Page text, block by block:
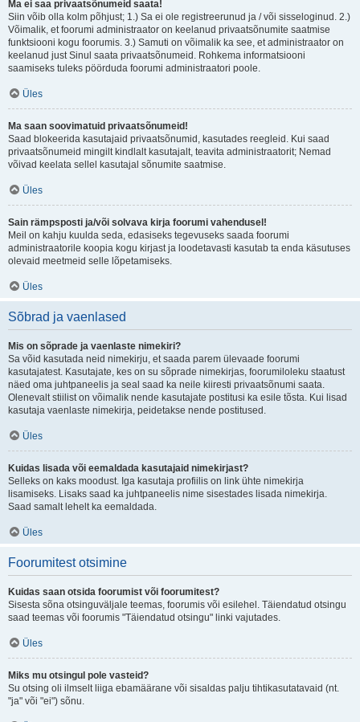
Ma ei saa privaatsõnumeid saata!
Siin võib olla kolm põhjust; 1.) Sa ei ole registreerunud ja / või sisseloginud. 2.)
Võimalik, et foorumi administraator on keelanud privaatsõnumite saatmise
funktsiooni kogu foorumis. 3.) Samuti on võimalik ka see, et administraator on
keelanud just Sinul saata privaatsõnumeid. Rohkema informatsiooni
saamiseks tuleks pöörduda foorumi administraatori poole.
Üles
Ma saan soovimatuid privaatsõnumeid!
Saad blokeerida kasutajaid privaatsõnumid, kasutades reegleid. Kui saad
privaatsõnumeid mingilt kindlalt kasutajalt, teavita administraatorit; Nemad
võivad keelata sellel kasutajal sõnumite saatmise.
Üles
Sain rämpsposti ja/või solvava kirja foorumi vahendusel!
Meil on kahju kuulda seda, edasiseks tegevuseks saada foorumi
administraatorile koopia kogu kirjast ja loodetavasti kasutab ta enda käsutuses
olevaid meetmeid selle lõpetamiseks.
Üles
Sõbrad ja vaenlased
Mis on sõprade ja vaenlaste nimekiri?
Sa võid kasutada neid nimekirju, et saada parem ülevaade foorumi
kasutajatest. Kasutajate, kes on su sõprade nimekirjas, foorumiloleku staatust
näed oma juhtpaneelis ja seal saad ka neile kiiresti privaatsõnumi saata.
Olenevalt stiilist on võimalik nende kasutajate postitusi ka esile tõsta. Kui lisad
kasutaja vaenlaste nimekirja, peidetakse nende postitused.
Üles
Kuidas lisada või eemaldada kasutajaid nimekirjast?
Selleks on kaks moodust. Iga kasutaja profiilis on link ühte nimekirja
lisamiseks. Lisaks saad ka juhtpaneelis nime sisestades lisada nimekirja.
Saad samalt lehelt ka eemaldada.
Üles
Foorumitest otsimine
Kuidas saan otsida foorumist või foorumitest?
Sisesta sõna otsinguväljale teemas, foorumis või esilehel. Täiendatud otsingu
saad teemas või foorumis "Täiendatud otsingu" linki vajutades.
Üles
Miks mu otsingul pole vasteid?
Su otsing oli ilmselt liiga ebamäärane või sisaldas palju tihtikasutatavaid (nt.
"ja" või "ei") sõnu.